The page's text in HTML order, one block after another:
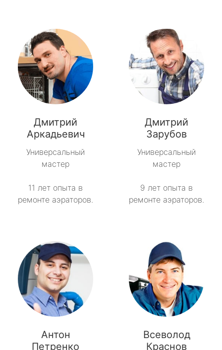
Дмитрий
Аркадьевич
Универсальный
мастер
11 лет опыта в
ремонте аэраторов.
Дмитрий
Зарубов
Универсальный
мастер
9 лет опыта в
ремонте аэраторов.
Антон
Петренко
Всеволод
Краснов